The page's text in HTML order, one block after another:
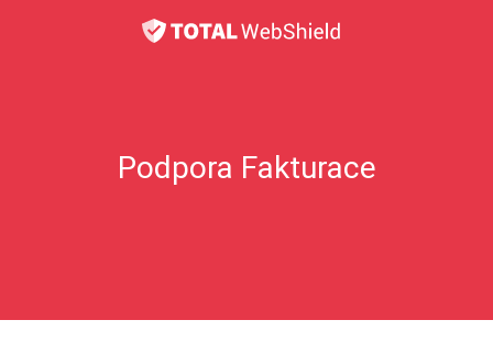
Podpora Fakturace